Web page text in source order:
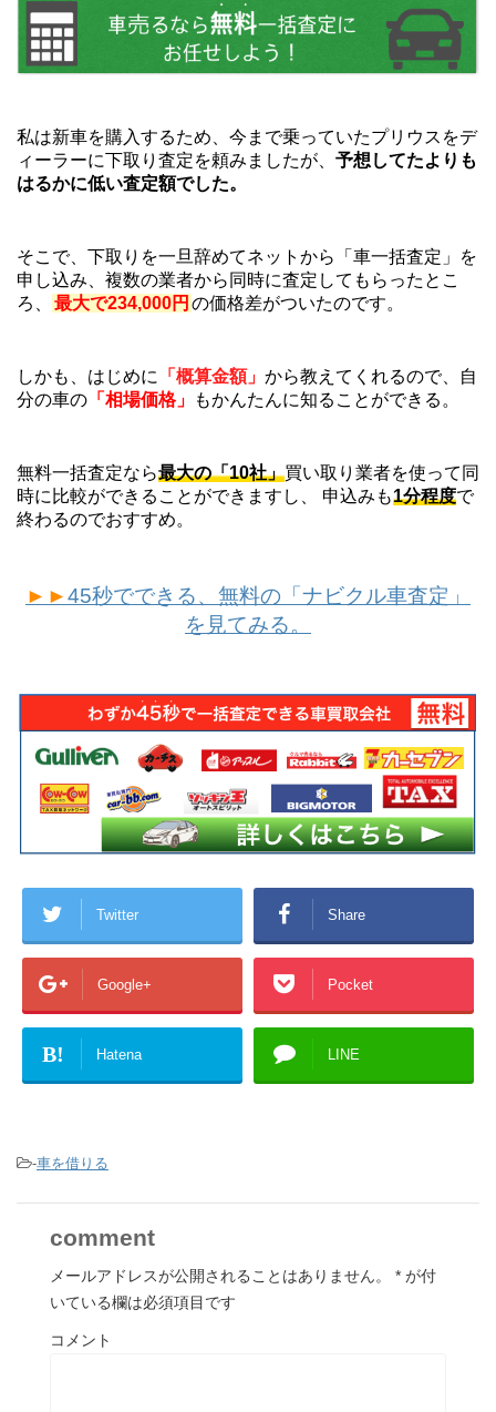
私は新車を購入するため、今まで乗っていたプリウスをデ
ィーラーに下取り査定を頼みましたが、 予想してたよりも
はるかに低い査定額でした。
そこで、下取りを一旦辞めてネットから「車一括査定」を
申し込み、複数の業者から同時に査定してもらったとこ
ろ、
最大で234,000円 の価格差がついたのです。
しかも、はじめに 「概算金額」 から教えてくれるので、自
分の車の 「相場価格」 もかんたんに知ることができる。
無料一括査定なら最大の「10社」買い取り業者を使って同
時に比較ができることができますし、 申込みも1分程度で
終わるのでおすすめ。
►►45秒でできる、無料の「ナビクル車査定」
を見てみる。
Twitter Share
Google+ Pocket
B! Hatena LINE
-車を借りる
comment
メールアドレスが公開されることはありません。 * が付
いている欄は必須項目です
コメント